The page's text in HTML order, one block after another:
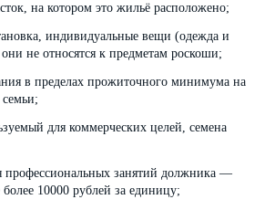
на котором это жильё расположено;
индивидуальные вещи (одежда и
не относятся к предметам роскоши;
в пределах прожиточного минимума на
для коммерческих целей, семена
профессиональных занятий должника —
10000 рублей за единицу;